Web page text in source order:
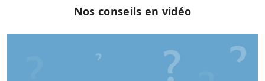
Nos conseils en vidéo